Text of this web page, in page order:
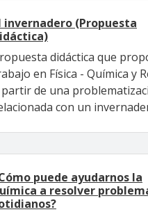
invernadero (Propuesta
didáctica que
en Física - Química y
de una
con un
puede ayudarnos la
a resolver